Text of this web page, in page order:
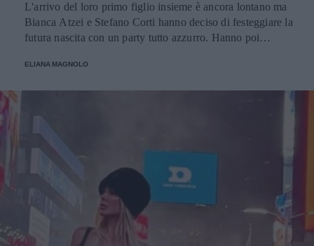
L'arrivo del loro primo figlio insieme è ancora lontano ma
Bianca Atzei e Stefano Corti hanno deciso di festeggiare la
futura nascita con un party tutto azzurro. Hanno poi
famiglia.
ELIANA MAGNOLO